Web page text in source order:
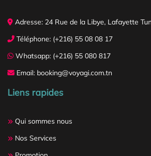
Adresse: 24 Rue de la Libye, Lafayette
Téléphone: (+216) 55 08 08 17
Whatsapp: (+216) 55 080 817
Email: booking@voyagi.com.tn
Liens rapides
Qui sommes nous
Nos Services